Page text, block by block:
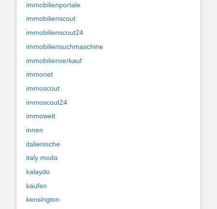
immobilienportale
immobilienscout
immobilienscout24
immobiliensuchmaschine
immobilienverkauf
immonet
immoscout
immoscout24
immowelt
innen
italienische
italy moda
kalaydo
kaufen
kensington